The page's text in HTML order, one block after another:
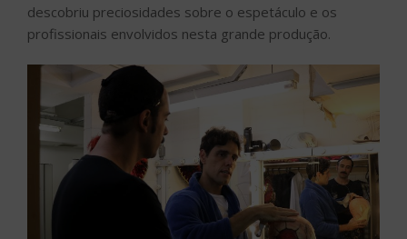
descobriu preciosidades sobre o espetáculo e os
profissionais envolvidos nesta grande produção.